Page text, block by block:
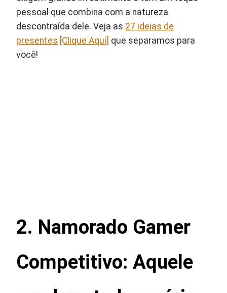
pessoal que combina com a natureza
descontraída dele. Veja as 27 ideias de
presentes [Clique Aqui] que separamos para
você!
2. Namorado Gamer
Competitivo: Aquele